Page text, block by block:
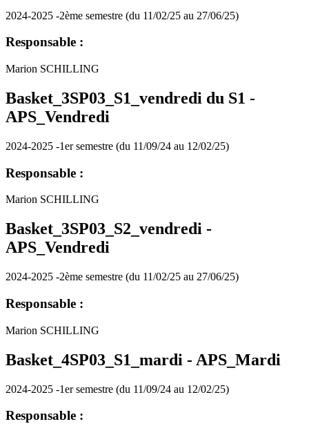
2024-2025 -2ème semestre (du 11/02/25 au 27/06/25)
Responsable :
Marion SCHILLING
Basket_3SP03_S1_vendredi du S1 -
APS_Vendredi
2024-2025 -1er semestre (du 11/09/24 au 12/02/25)
Responsable :
Marion SCHILLING
Basket_3SP03_S2_vendredi -
APS_Vendredi
2024-2025 -2ème semestre (du 11/02/25 au 27/06/25)
Responsable :
Marion SCHILLING
Basket_4SP03_S1_mardi - APS_Mardi
2024-2025 -1er semestre (du 11/09/24 au 12/02/25)
Responsable :